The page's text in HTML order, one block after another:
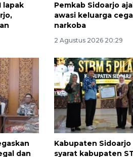
lapak
Pemkab Sidoarjo
awasi keluarga
narkoba
2 Agustus 2026 20:29
dan
Kabupaten
syarat kabupaten
tumbuh 5,29 persen
2026-08-06 18:45:00